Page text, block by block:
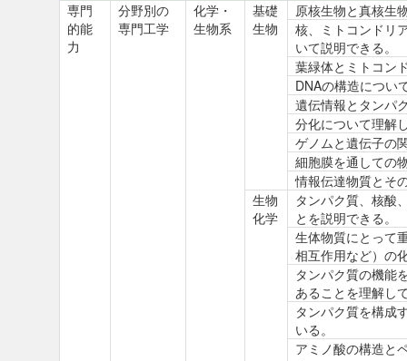
専門
的能
力
分野別の
専門工学
化学・
生物系
基礎
生物
原核生物と真核生
核、ミトコンドリ
いて説明できる。
葉緑体とミトコン
DNAの構造につい
遺伝情報とタンパ
分化について理解
ゲノムと遺伝子の
細胞膜を通しての
情報伝達物質とそ
生物
化学
タンパク質、核酸
とを説明できる。
生体物質にとって
相互作用など）の
タンパク質の機能
あることを理解し
タンパク質を構成
いる。
アミノ酸の構造と